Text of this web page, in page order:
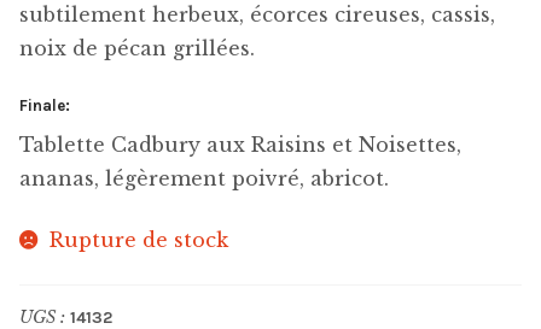
subtilement herbeux, écorces cireuses, cassis,
noix de pécan grillées.
Finale:
Tablette Cadbury aux Raisins et Noisettes,
ananas, légèrement poivré, abricot.
Rupture de stock
UGS : 14132